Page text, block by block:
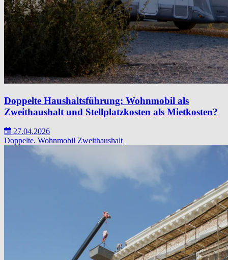
Doppelte Haushaltsführung: Wohnmobil als
Zweithaushalt und Stellplatzkosten als Mietkosten?
27.04.2026
Doppelte. Wohnmobil Zweithaushalt